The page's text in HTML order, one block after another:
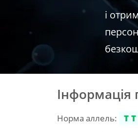
і
Інформація
Норма аллель:
TT